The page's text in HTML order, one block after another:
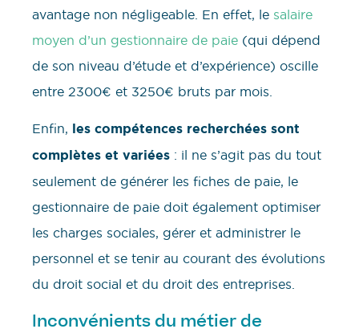
avantage non négligeable. En effet, le salaire
moyen d’un gestionnaire de paie (qui dépend
de son niveau d’étude et d’expérience) oscille
entre 2300€ et 3250€ bruts par mois.
Enfin, les compétences recherchées sont
complètes et variées : il ne s’agit pas du tout
seulement de générer les fiches de paie, le
gestionnaire de paie doit également optimiser
les charges sociales, gérer et administrer le
personnel et se tenir au courant des évolutions
du droit social et du droit des entreprises.
Inconvénients du métier de